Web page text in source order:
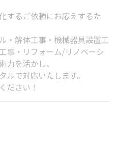
するご依頼にお応えするた
・解体工事・機械器具設置工
事・リフォーム/リノベーシ
力を活かし、
ルで対応いたします。
ださい！